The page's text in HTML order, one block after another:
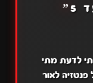
”
לדעת מתי
לאור